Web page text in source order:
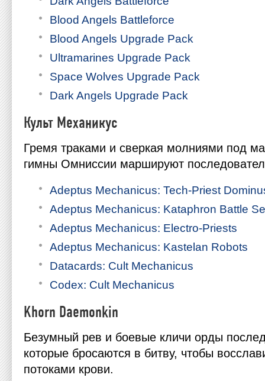
Blood Angels Battleforce
Blood Angels Upgrade Pack
Ultramarines Upgrade Pack
Space Wolves Upgrade Pack
Dark Angels Upgrade Pack
Культ Механикус
Гремя траками и сверкая молниями под
гимны Омниссии маршируют
Adeptus Mechanicus: Tech-Priest
Adeptus Mechanicus: Kataphron Battle
Adeptus Mechanicus: Electro-Priests
Adeptus Mechanicus: Kastelan Robots
Datacards: Cult Mechanicus
Codex: Cult Mechanicus
Khorn Daemonkin
Безумный рев и боевые кличи орды
которые бросаются в битву, чтобы
потоками крови.